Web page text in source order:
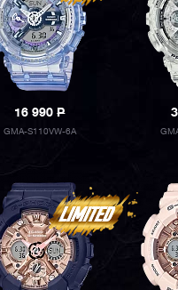
16 990P
GMA-S110VW-6A